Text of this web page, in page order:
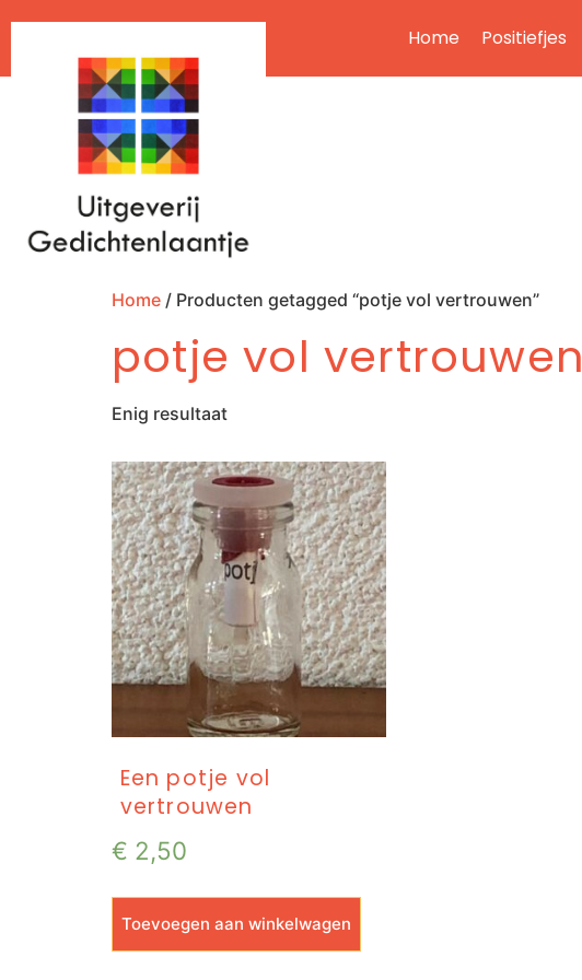
Home Positiefjes
Home / Producten getagged “potje vol vertrouwen”
potje vol vertrouwen
Enig resultaat
Een potje vol
vertrouwen
€ 2,50
Toevoegen aan winkelwagen